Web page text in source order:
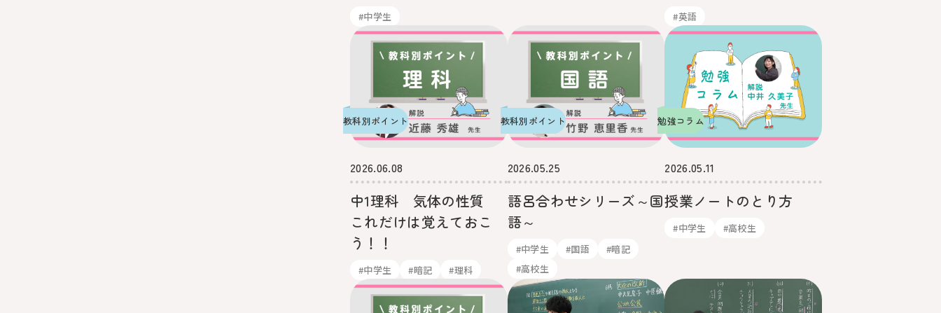
#中学生 #英語
教科別ポイント
2026.06.08
中1理科 気体の性質
これだけは覚えておこ
う！！
#中学生 #暗記 #理科
教科別ポイント
2026.05.25
語呂合わせシリーズ～国
語～
#中学生 #国語
#暗記
#高校生
勉強コラム
2026.05.11
授業ノートのとり方
#中学生 #高校生